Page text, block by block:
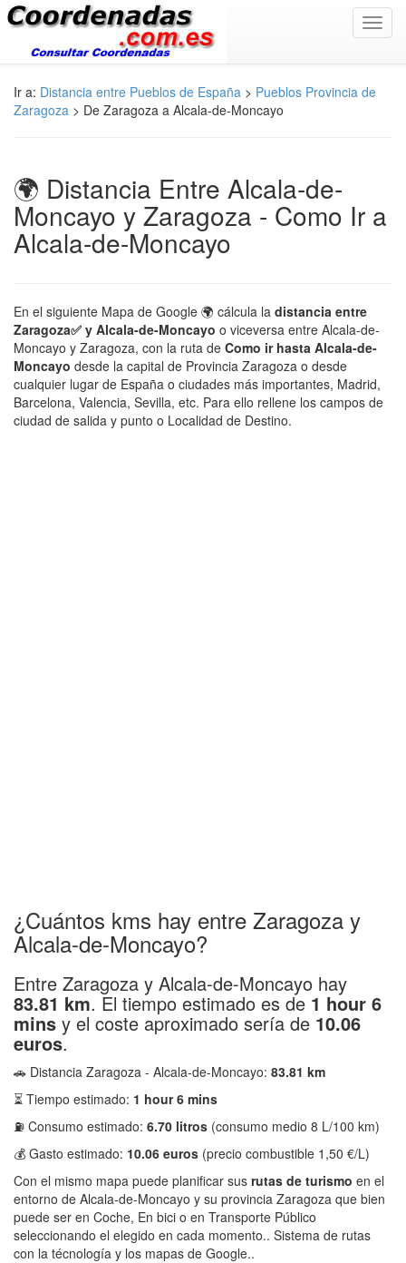
Ir a: Distancia entre Pueblos de España > Pueblos Provincia de
Zaragoza > De Zaragoza a Alcala-de-Moncayo
🌍 Distancia Entre Alcala-de-
Moncayo y Zaragoza - Como Ir a
Alcala-de-Moncayo
En el siguiente Mapa de Google 🌍 cálcula la distancia entre
Zaragoza✅ y Alcala-de-Moncayo o viceversa entre Alcala-de-
Moncayo y Zaragoza, con la ruta de Como ir hasta Alcala-de-
Moncayo desde la capital de Provincia Zaragoza o desde
cualquier lugar de España o ciudades más importantes, Madrid,
Barcelona, Valencia, Sevilla, etc. Para ello rellene los campos de
ciudad de salida y punto o Localidad de Destino.
¿Cuántos kms hay entre Zaragoza y
Alcala-de-Moncayo?
Entre Zaragoza y Alcala-de-Moncayo hay
83.81 km. El tiempo estimado es de 1 hour 6
mins y el coste aproximado sería de 10.06
euros.
🚗 Distancia Zaragoza - Alcala-de-Moncayo: 83.81 km
⏳ Tiempo estimado: 1 hour 6 mins
⛽ Consumo estimado: 6.70 litros (consumo medio 8 L/100 km)
💰 Gasto estimado: 10.06 euros (precio combustible 1,50 €/L)
Con el mismo mapa puede planificar sus rutas de turismo en el
entorno de Alcala-de-Moncayo y su provincia Zaragoza que bien
puede ser en Coche, En bici o en Transporte Público
seleccionando el elegido en cada momento.. Sistema de rutas
con la técnología y los mapas de Google..